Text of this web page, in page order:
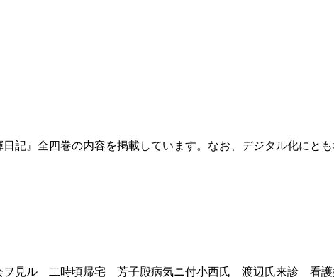
記』全四巻の内容を掲載しています。なお、デジタル化にと
見ル 二時頃帰宅 芳子殿病気ニ付小西氏 渡辺氏来診 看護